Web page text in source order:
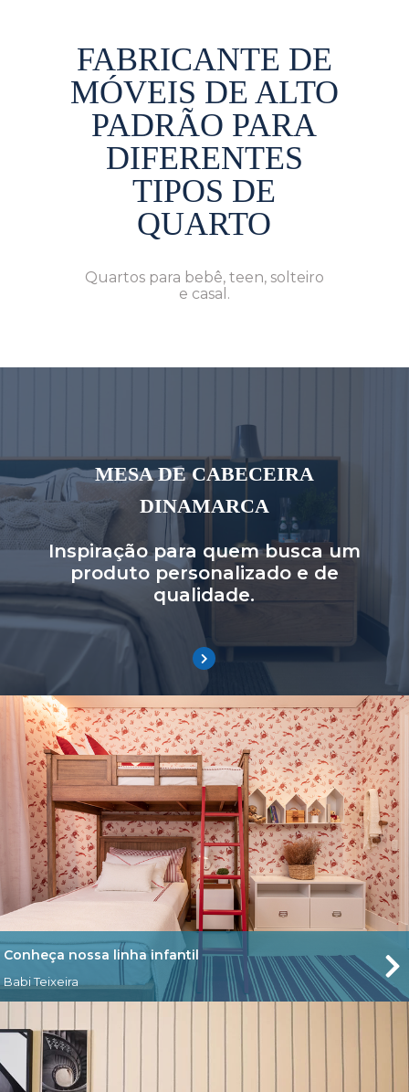
FABRICANTE DE
MÓVEIS DE ALTO
PADRÃO PARA
DIFERENTES
TIPOS DE
QUARTO
Quartos para bebê, teen, solteiro
e casal.
MESA DE CABECEIRA
DINAMARCA
Inspiração para quem busca um
produto personalizado e de
qualidade.
Conheça nossa linha infantil
Babi Teixeira